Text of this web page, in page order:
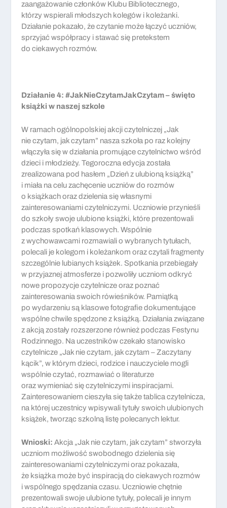
zaangażowanie członków Klubu Bibliotecznego,
którzy wspierali młodszych kolegów i koleżanki.
Działanie pokazało, że czytanie może łączyć uczniów,
sprzyjać współpracy i stawać się pretekstem
do ciekawych rozmów.
Działanie 4:#JakNieCzytamJakCzytam – święto
książki w naszej szkole
W ramach ogólnopolskiej akcji czytelniczej „Jak
nie czytam, jak czytam” nasza szkoła po raz kolejny
włączyła się w działania promujące czytelnictwo wśród
dzieci i młodzieży. Tegoroczna edycja została
zrealizowana pod hasłem „Dzień z ulubioną książką”
i miała na celu zachęcenie uczniów do rozmów
o książkach oraz dzielenia się własnymi
zainteresowaniami czytelniczymi. Uczniowie przynieśli
do szkoły swoje ulubione książki, które prezentowali
podczas spotkań klasowych. Wspólnie
z wychowawcami rozmawiali o wybranych tytułach,
polecali je kolegom i koleżankom oraz czytali fragmenty
szczególnie lubianych książek. Spotkania przebiegały
w przyjaznej atmosferze i pozwoliły uczniom odkryć
nowe propozycje czytelnicze oraz poznać
zainteresowania swoich rówieśników. Pamiątką
po wydarzeniu są klasowe fotografie dokumentujące
wspólne chwile spędzone z książką. Działania związane
z akcją zostały rozszerzone również podczas Festynu
Rodzinnego. Na uczestników czekało stanowisko
czytelnicze „Jak nie czytam, jak czytam – Zaczytany
kącik”, w którym dzieci, rodzice i nauczyciele mogli
wspólnie czytać, rozmawiać o literaturze
oraz wymieniać się czytelniczymi inspiracjami.
Zainteresowaniem cieszyła się także tablica czytelnicza,
na której uczestnicy wpisywali tytuły swoich ulubionych
książek, tworząc szkolną listę polecanych lektur.
Wnioski: Akcja „Jak nie czytam, jak czytam” stworzyła
uczniom możliwość swobodnego dzielenia się
zainteresowaniami czytelniczymi oraz pokazała,
że książka może być inspiracją do ciekawych rozmów
i wspólnego spędzania czasu. Uczniowie chętnie
prezentowali swoje ulubione tytuły, polecali je innym